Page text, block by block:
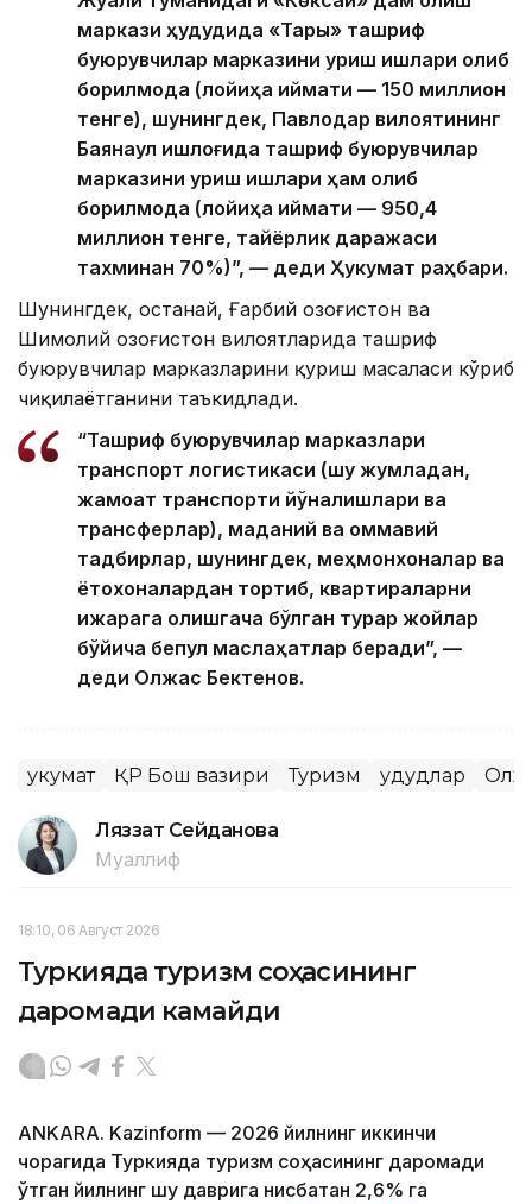
маркази ҳудудида «Тары» ташриф
буюрувчилар марказини қуриш ишлари олиб
борилмоқда (лойиҳа қиймати — 150 миллион
тенге), шунингдек, Павлодар вилоятининг
Баянаул қишлоғида ташриф буюрувчилар
марказини қуриш ишлари ҳам олиб
борилмоқда (лойиҳа қиймати — 950,4
миллион тенге, тайёрлик даражаси
тахминан 70%)”, — деди Ҳукумат раҳбари.
Шунингдек, Қостанай, Ғарбий Қозоғистон ва
Шимолий Қозоғистон вилоятларида ташриф
буюрувчилар марказларини қуриш масаласи кўриб
чиқилаётганини таъкидлади.
“Ташриф буюрувчилар марказлари
транспорт логистикаси (шу жумладан,
жамоат транспорти йўналишлари ва
трансферлар), маданий ва оммавий
тадбирлар, шунингдек, меҳмонхоналар ва
ётоқхоналардан тортиб, квартираларни
ижарага олишгача бўлган турар жойлар
бўйича бепул маслаҳатлар беради”, —
деди Олжас Бектенов.
Ҳукумат ҚР Бош вазири Туризм Ҳудудлар
Ляззат Сейданова
Муаллиф
18:10, 06 Август 2026
Туркияда туризм соҳасининг
даромади камайди
ANKARA. Kazinform — 2026 йилнинг иккинчи
чорагида Туркияда туризм соҳасининг даромади
ўтган йилнинг шу даврига нисбатан 2,6% га